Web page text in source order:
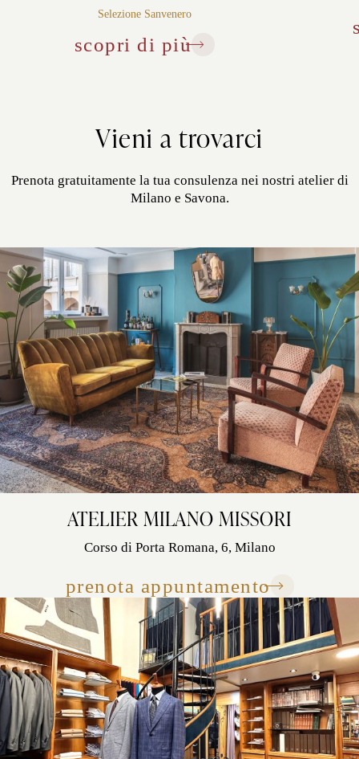
Selezione Sanvenero
scopri di più
Vieni a trovarci
Prenota gratuitamente la tua consulenza nei nostri atelier di
Milano e Savona.
ATELIER MILANO MISSORI
Corso di Porta Romana, 6, Milano
prenota appuntamento